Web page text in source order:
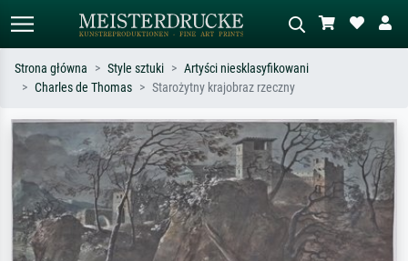
Szukaj wg artysty, tytułu lub stylu – np.
Monet, Gwiaździsta noc,
impresjonizm, fala Hokusaia, akt.
Opisz scenę – np. zielona łąka,
abstrakcja z czerwienią, ciemny olej,
stojący akt obok drzewa.
Strona główna Style sztuki
Artyści niesklasyfikowani
Charles de Thomas
Starożytny krajobraz rzeczny